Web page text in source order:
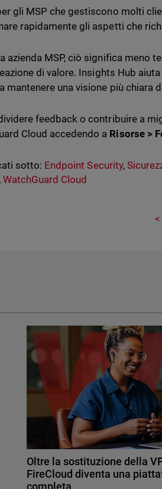
gli MSP che gestiscono molti
rapidamente gli aspetti che
azienda MSP, ciò significa meno
di valore. Insights Hub
mantenere una visione più chiara
feedback o contribuire a
Cloud accedendo a Risorse >
sotto: Endpoint Security,
WatchGuard Cloud
Oltre la sostituzione della
FireCloud diventa una
completa